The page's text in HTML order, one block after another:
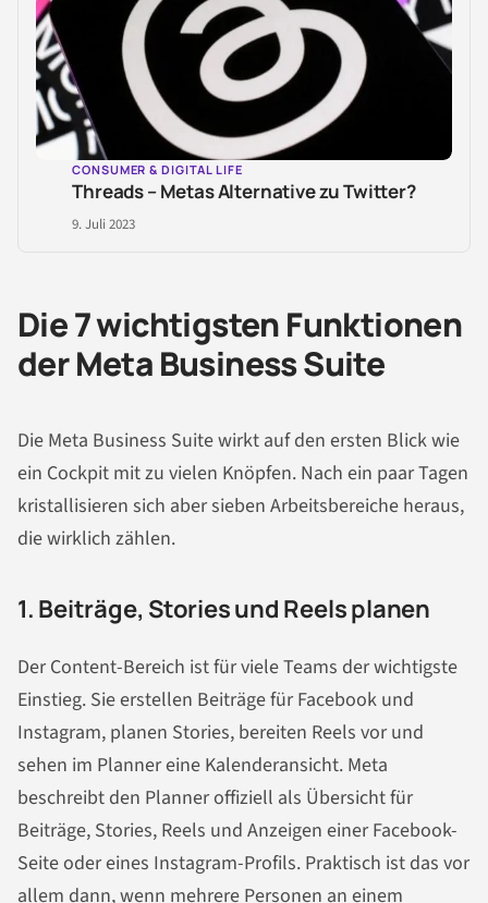
CONSUMER & DIGITAL LIFE
Threads – Metas Alternative zu Twitter?
9. Juli 2023
Die 7 wichtigsten Funktionen
der Meta Business Suite
Die Meta Business Suite wirkt auf den ersten Blick wie
ein Cockpit mit zu vielen Knöpfen. Nach ein paar Tagen
kristallisieren sich aber sieben Arbeitsbereiche heraus,
die wirklich zählen.
1. Beiträge, Stories und Reels planen
Der Content-Bereich ist für viele Teams der wichtigste
Einstieg. Sie erstellen Beiträge für Facebook und
Instagram, planen Stories, bereiten Reels vor und
sehen im Planner eine Kalenderansicht. Meta
beschreibt den Planner offiziell als Übersicht für
Beiträge, Stories, Reels und Anzeigen einer Facebook-
Seite oder eines Instagram-Profils. Praktisch ist das vor
allem dann, wenn mehrere Personen an einem